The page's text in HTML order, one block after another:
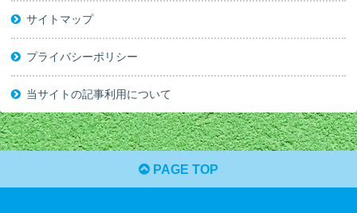
サイトマップ
プライバシーポリシー
当サイトの記事利用について
PAGE TOP